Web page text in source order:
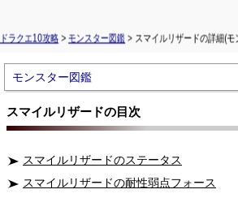
ドラクエ10攻略 > モンスター図鑑 > スマイルリザードの詳細(モ
モンスター図鑑
スマイルリザードの目次
スマイルリザードのステータス
スマイルリザードの耐性弱点フォース